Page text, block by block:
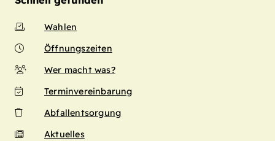
Wahlen
Öffnungszeiten
Wer macht was?
Terminvereinbarung
Abfallentsorgung
Aktuelles